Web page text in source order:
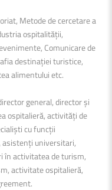
Metode de cercetare a
ospitalității,
Comunicare de
destinației turistice,
alimentului etc.
general, director şi
ospitalieră, activități de
cu funcții
asistenți universitari,
în activitatea de turism,
activitate ospitalieră,